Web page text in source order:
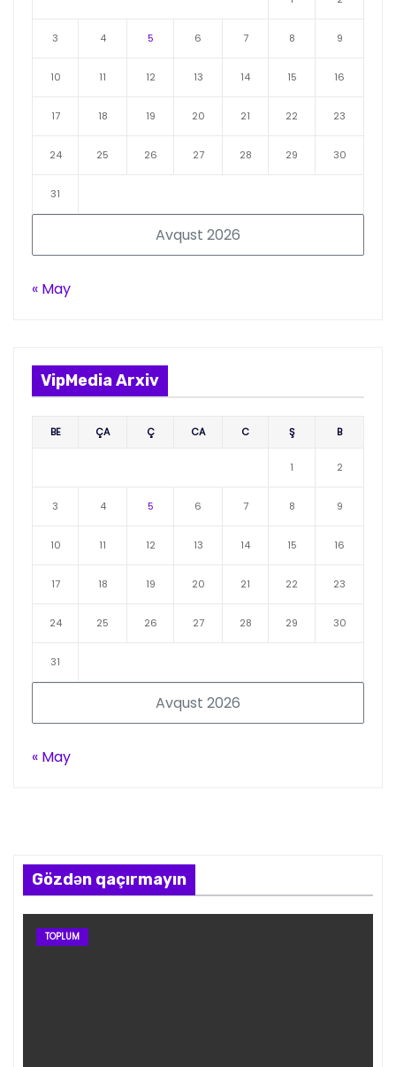
Avqust 2026
3 4 5 6 7 8 9
10 11 12 13 14 15 16
17 18 19 20 21 22 23
24 25 26 27 28 29 30
31
« May
VipMedia Arxiv
Avqust 2026
BE ÇA Ç CA C Ş B
1 2
3 4 5 6 7 8 9
10 11 12 13 14 15 16
17 18 19 20 21 22 23
24 25 26 27 28 29 30
31
« May
Gözdən qaçırmayın
TOPLUM